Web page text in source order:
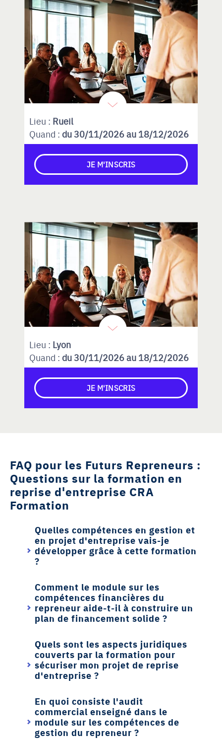
Lieu : Rueil
Quand : du 30/11/2026 au 18/12/2026
JE M'INSCRIS
Lieu : Lyon
Quand : du 30/11/2026 au 18/12/2026
JE M'INSCRIS
FAQ pour les Futurs Repreneurs :
Questions sur la formation en
reprise d'entreprise CRA
Formation
Quelles compétences en gestion et
en projet d'entreprise vais-je
développer grâce à cette formation
?
Comment le module sur les
compétences financières du
repreneur aide-t-il à construire un
plan de financement solide ?
Quels sont les aspects juridiques
couverts par la formation pour
sécuriser mon projet de reprise
d'entreprise ?
En quoi consiste l'audit
commercial enseigné dans le
module sur les compétences de
gestion du repreneur ?